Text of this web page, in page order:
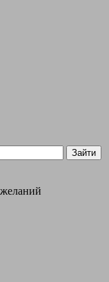
Зайти